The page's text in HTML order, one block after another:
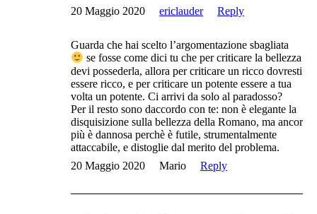
20 Maggio 2020
ericlauder Reply
Guarda che hai scelto l’argomentazione sbagliata
se fosse come dici tu che per criticare la bellezza
devi possederla, allora per criticare un ricco dovresti
essere ricco, e per criticare un potente essere a tua
volta un potente. Ci arrivi da solo al paradosso?
Per il resto sono daccordo con te: non è elegante la
disquisizione sulla bellezza della Romano, ma ancor
più è dannosa perchè è futile, strumentalmente
attaccabile, e distoglie dal merito del problema.
20 Maggio 2020
Mario Reply